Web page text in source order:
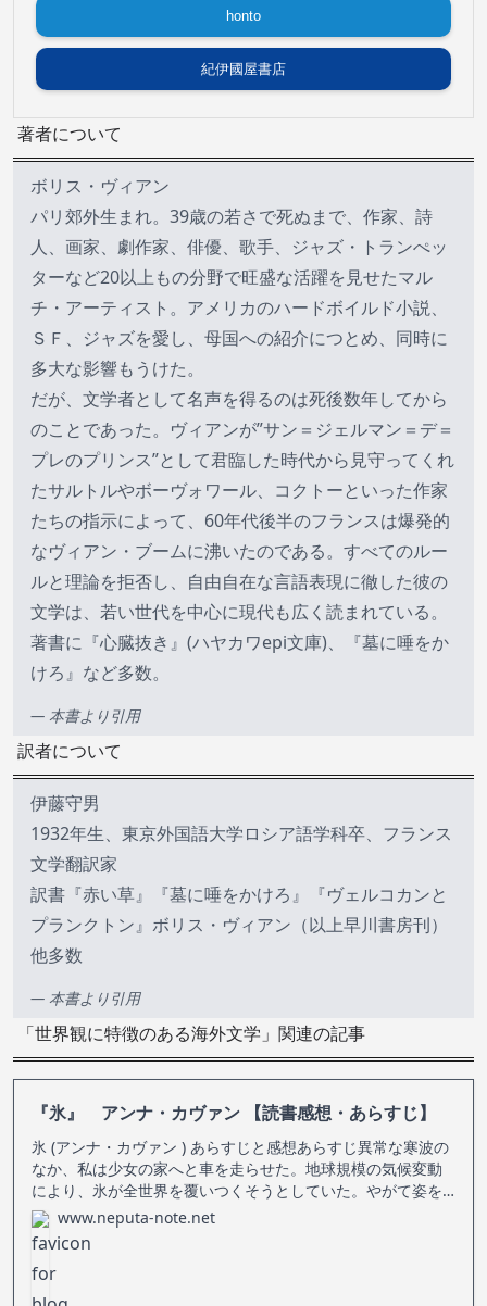
honto
紀伊國屋書店
著者について
ボリス・ヴィアン
パリ郊外生まれ。39歳の若さで死ぬまで、作家、詩
人、画家、劇作家、俳優、歌手、ジャズ・トランぺッ
ターなど20以上もの分野で旺盛な活躍を見せたマル
チ・アーティスト。アメリカのハードボイルド小説、
ＳＦ、ジャズを愛し、母国への紹介につとめ、同時に
多大な影響もうけた。
だが、文学者として名声を得るのは死後数年してから
のことであった。ヴィアンが”サン＝ジェルマン＝デ＝
プレのプリンス”として君臨した時代から見守ってくれ
たサルトルやボーヴォワール、コクトーといった作家
たちの指示によって、60年代後半のフランスは爆発的
なヴィアン・ブームに沸いたのである。すべてのルー
ルと理論を拒否し、自由自在な言語表現に徹した彼の
文学は、若い世代を中心に現代も広く読まれている。
著書に『心臓抜き』(ハヤカワepi文庫)、『墓に唾をか
けろ』など多数。
— 本書より引用
訳者について
伊藤守男
1932年生、東京外国語大学ロシア語学科卒、フランス
文学翻訳家
訳書『赤い草』『墓に唾をかけろ』『ヴェルコカンと
プランクトン』ボリス・ヴィアン（以上早川書房刊）
他多数
— 本書より引用
「世界観に特徴のある海外文学」関連の記事
『氷』 アンナ・カヴァン 【読書感想・あらすじ】
氷 (アンナ・カヴァン ) あらすじと感想あらすじ異常な寒波の
なか、私は少女の家へと車を走らせた。地球規模の気候変動
により、氷が全世界を覆いつくそうとしていた。やがて姿を
消した少女を追って某国に潜入した私は、要塞のような“高い
館”で絶対的な力を振るう長官と対峙するが…。
www.neputa-note.net